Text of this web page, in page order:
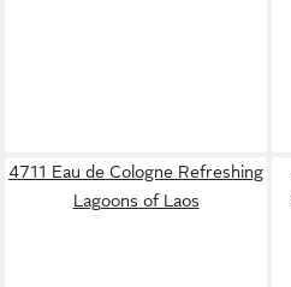
4711 Eau de Cologne Refreshing
Lagoons of Laos